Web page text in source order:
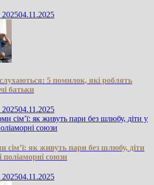
202504.11.2025
5 помилок, які роблять
батьки
202504.11.2025
сім’ї: як живуть пари без шлюбу, діти
поліаморні союзи
202504.11.2025